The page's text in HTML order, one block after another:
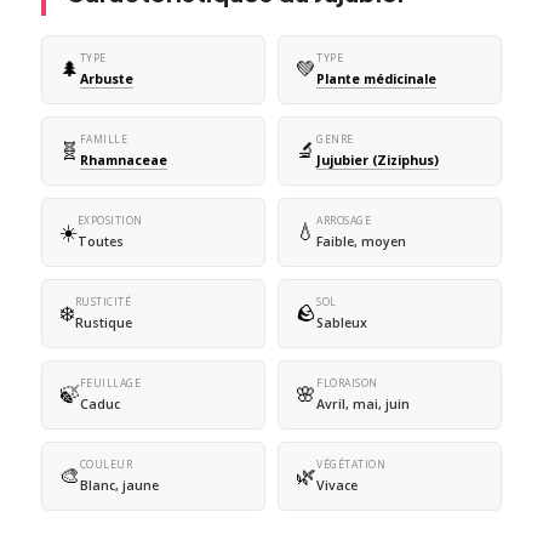
🌲 TYPE
Arbuste 💚TYPE
Plante médicinale
🧬 FAMILLE
Rhamnaceae 🔬 GENRE
Jujubier (Ziziphus)
☀️EXPOSITION
Toutes 💧 ARROSAGE
Faible, moyen
❄️RUSTICITÉ
Rustique 🪨SOL
Sableux
🍃FEUILLAGE
Caduc 🌸 FLORAISON
Avril, mai, juin
🎨COULEUR
Blanc, jaune 🌿VÉGÉTATION
Vivace